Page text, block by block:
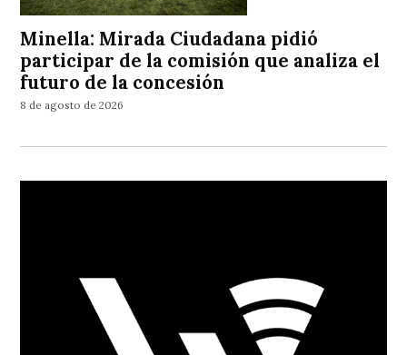
Minella: Mirada Ciudadana pidió
participar de la comisión que analiza el
futuro de la concesión
8 de agosto de 2026